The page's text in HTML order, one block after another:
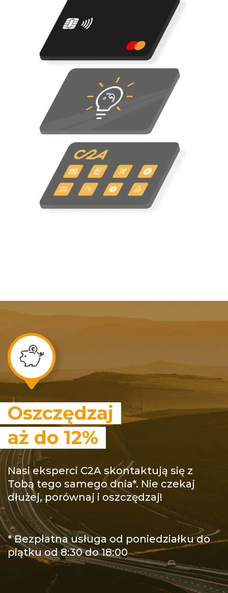
Oszczędzaj
aż do 12%
Nasi eksperci C2A skontaktują się z
Tobą tego samego dnia*. Nie czekaj
dłużej, porównaj i oszczędzaj!
* Bezpłatna usługa od poniedziałku do
piątku od 8:30 do 18:00